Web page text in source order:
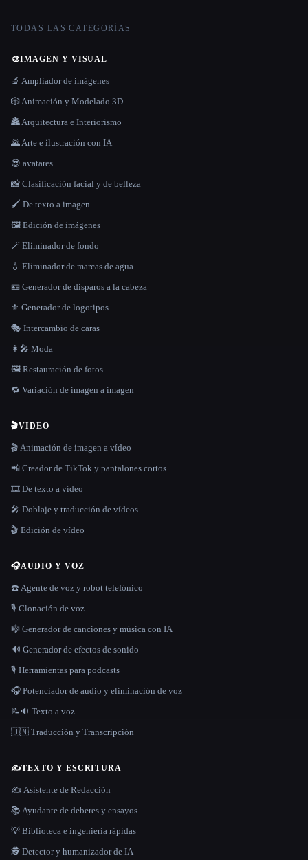
TODAS LAS CATEGORÍAS
🎨IMAGEN Y VISUAL
🔬 Ampliador de imágenes
🎲 Animación y Modelado 3D
🏯 Arquitectura e Interiorismo
🌄 Arte e ilustración con IA
😎 avatares
📸 Clasificación facial y de belleza
🖌️ De texto a imagen
🖼️ Edición de imágenes
🪄 Eliminador de fondo
💧 Eliminador de marcas de agua
🪪 Generador de disparos a la cabeza
⚜️ Generador de logotipos
🎭 Intercambio de caras
👩‍🎤 Moda
🖼️ Restauración de fotos
🔁 Variación de imagen a imagen
🎬VIDEO
🎬 Animación de imagen a vídeo
📲 Creador de TikTok y pantalones cortos
🎞️ De texto a vídeo
🎤 Doblaje y traducción de vídeos
🎬 Edición de vídeo
🎧AUDIO Y VOZ
☎️ Agente de voz y robot telefónico
🎙️ Clonación de voz
🎼 Generador de canciones y música con IA
🔊 Generador de efectos de sonido
🎙️ Herramientas para podcasts
🎧 Potenciador de audio y eliminación de voz
📝🔉 Texto a voz
🇺🇳 Traducción y Transcripción
✍️TEXTO Y ESCRITURA
✍️ Asistente de Redacción
📚 Ayudante de deberes y ensayos
💡 Biblioteca e ingeniería rápidas
🕵️ Detector y humanizador de IA